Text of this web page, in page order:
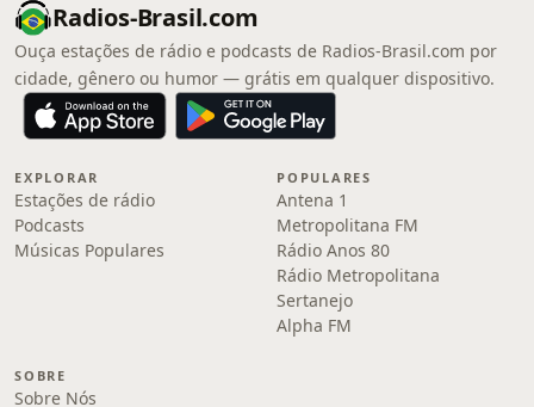
Radios-Brasil.com
Ouça estações de rádio e podcasts de Radios-Brasil.com por
cidade, gênero ou humor — grátis em qualquer dispositivo.
EXPLORAR
Estações de rádio
Podcasts
Músicas Populares
POPULARES
Antena 1
Metropolitana FM
Rádio Anos 80
Rádio Metropolitana
Sertanejo
Alpha FM
SOBRE
Sobre Nós